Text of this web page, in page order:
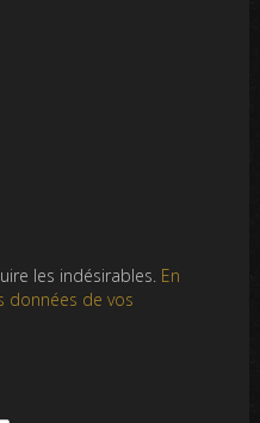
les indésirables. En
données de vos